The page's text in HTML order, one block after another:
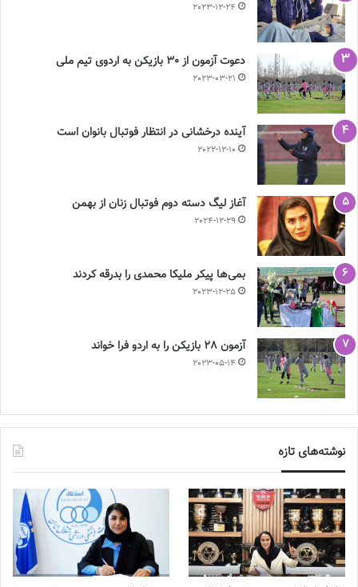
2023-12-24
دعوت آزمون از 30 بازیکن به اردوی تیم ملی
2023-03-21
آینده درخشانی در انتظار فوتبال بانوان است
2022-12-10
آغاز لیگ دسته دوم فوتبال زنان از بهمن
2024-12-29
بمی‌ها پیکر ملیکا محمدی را بدرقه کردند
2023-12-25
آزمون 28 بازیکن را به اردو فرا خواند
2023-05-14
نوشته‌های تازه